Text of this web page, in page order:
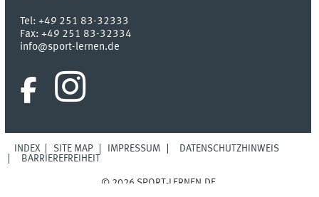
Tel:+49 251 83-32333
Fax:+49 251 83-32334
info@sport-lernen.de
INDEX SITE MAP IMPRESSUM
DATENSCHUTZHINWEIS
BARRIEREFREIHEIT
© 2026 SPORT-LERNEN.DE